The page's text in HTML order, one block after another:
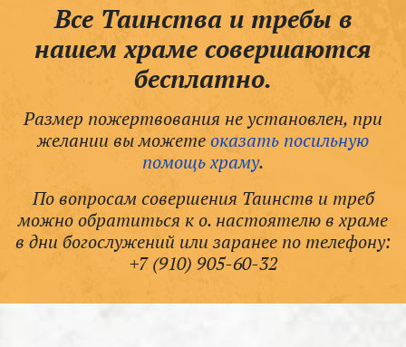
Все Таинства и требы в
нашем храме совершаются
бесплатно.
Размер пожертвования не установлен, при
желании вы можетеоказать посильную
помощь храму.
По вопросам совершения Таинств и треб
можно обратиться к о. настоятелю в храме
в дни богослужений или заранее по телефону:
+7 (910) 905-60-32